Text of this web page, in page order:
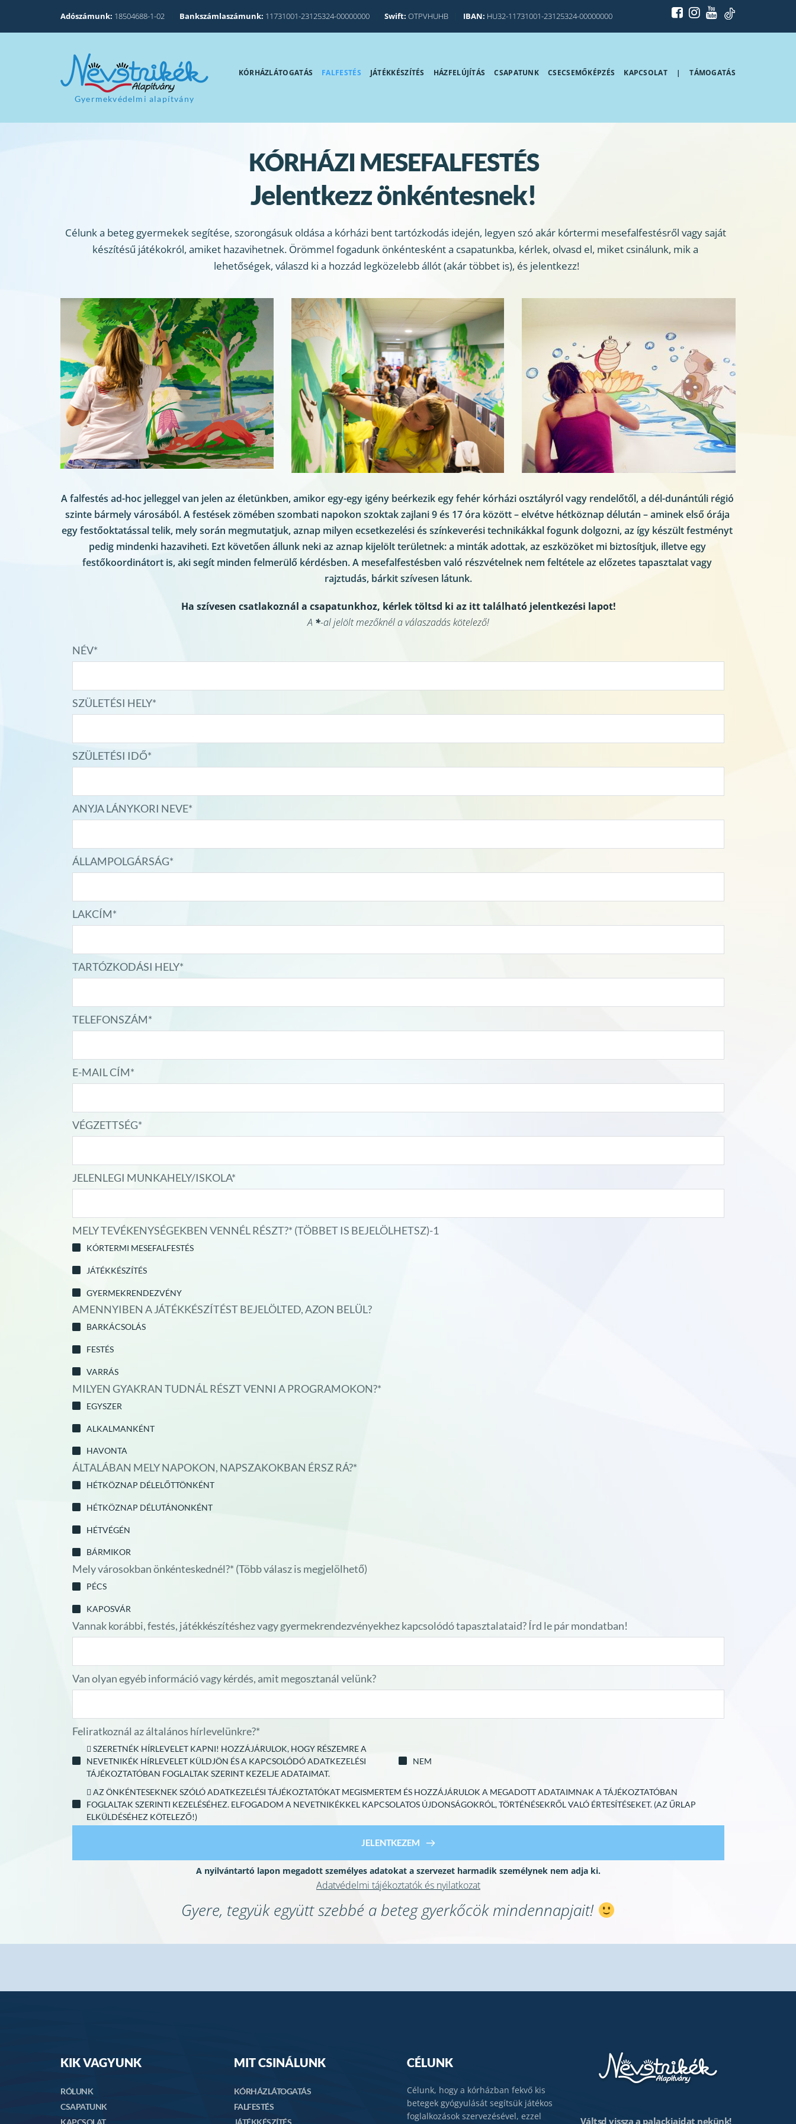
Adószámunk: 18504688-1-02 Bankszámlaszámunk: 11731001-23125324-00000000 Swift: OTPVHUHB IBAN: HU32-11731001-23125324-00000000
Gyermekvédelmi alapítvány
KÓRHÁZLÁTOGATÁS FALFESTÉS JÁTÉKKÉSZÍTÉS HÁZFELÚJÍTÁS CSAPATUNK CSECSEMŐKÉPZÉS KAPCSOLAT | TÁMOGATÁS
KÓRHÁZI MESEFALFESTÉS
Jelentkezz önkéntesnek!
Célunk a beteg gyermekek segítése, szorongásuk oldása a kórházi bent tartózkodás idején, legyen szó akár kórtermi mesefalfestésről vagy saját
készítésű játékokról, amiket hazavihetnek. Örömmel fogadunk önkéntesként a csapatunkba, kérlek, olvasd el, miket csinálunk, mik a
lehetőségek, válaszd ki a hozzád legközelebb állót (akár többet is), és jelentkezz!
A falfestés ad-hoc jelleggel van jelen az életünkben, amikor egy-egy igény beérkezik egy fehér kórházi osztályról vagy rendelőtől, a dél-dunántúli régió
szinte bármely városából. A festések zömében szombati napokon szoktak zajlani 9 és 17 óra között – elvétve hétköznap délután – aminek első órája
egy festőoktatással telik, mely során megmutatjuk, aznap milyen ecsetkezelési és színkeverési technikákkal fogunk dolgozni, az így készült festményt
pedig mindenki hazaviheti. Ezt követően állunk neki az aznap kijelölt területnek: a minták adottak, az eszközöket mi biztosítjuk, illetve egy
festőkoordinátort is, aki segít minden felmerülő kérdésben. A mesefalfestésben való részvételnek nem feltétele az előzetes tapasztalat vagy
rajztudás, bárkit szívesen látunk.
Ha szívesen csatlakoznál a csapatunkhoz, kérlek töltsd ki az itt található jelentkezési lapot!
A *-al jelölt mezőknél a válaszadás kötelező!
NÉV*
SZÜLETÉSI HELY*
SZÜLETÉSI IDŐ*
ANYJA LÁNYKORI NEVE*
ÁLLAMPOLGÁRSÁG*
LAKCÍM*
TARTÓZKODÁSI HELY*
TELEFONSZÁM*
E-MAIL CÍM*
VÉGZETTSÉG*
JELENLEGI MUNKAHELY/ISKOLA*
MELY TEVÉKENYSÉGEKBEN VENNÉL RÉSZT?* (TÖBBET IS BEJELÖLHETSZ)-1
KÓRTERMI MESEFALFESTÉS
JÁTÉKKÉSZÍTÉS
GYERMEKRENDEZVÉNY
AMENNYIBEN A JÁTÉKKÉSZÍTÉST BEJELÖLTED, AZON BELÜL?
BARKÁCSOLÁS
FESTÉS
VARRÁS
MILYEN GYAKRAN TUDNÁL RÉSZT VENNI A PROGRAMOKON?*
EGYSZER
ALKALMANKÉNT
HAVONTA
ÁLTALÁBAN MELY NAPOKON, NAPSZAKOKBAN ÉRSZ RÁ?*
HÉTKÖZNAP DÉLELŐTTÖNKÉNT
HÉTKÖZNAP DÉLUTÁNONKÉNT
HÉTVÉGÉN
BÁRMIKOR
Mely városokban önkénteskednél?* (Több válasz is megjelölhető)
PÉCS
KAPOSVÁR
Vannak korábbi, festés, játékkészítéshez vagy gyermekrendezvényekhez kapcsolódó tapasztalataid? Írd le pár mondatban!
Van olyan egyéb információ vagy kérdés, amit megosztanál velünk?
Feliratkoznál az általános hírlevelünkre?*
 SZERETNÉK HÍRLEVELET KAPNI! HOZZÁJÁRULOK, HOGY RÉSZEMRE A
NEVETNIKÉK HÍRLEVELET KÜLDJÖN ÉS A KAPCSOLÓDÓ ADATKEZELÉSI
TÁJÉKOZTATÓBAN FOGLALTAK SZERINT KEZELJE ADATAIMAT.
NEM
 AZ ÖNKÉNTESEKNEK SZÓLÓ ADATKEZELÉSI TÁJÉKOZTATÓKAT MEGISMERTEM ÉS HOZZÁJÁRULOK A MEGADOTT ADATAIMNAK A TÁJÉKOZTATÓBAN
FOGLALTAK SZERINTI KEZELÉSÉHEZ. ELFOGADOM A NEVETNIKÉKKEL KAPCSOLATOS ÚJDONSÁGOKRÓL, TÖRTÉNÉSEKRŐL VALÓ ÉRTESÍTÉSEKET. (AZ ŰRLAP
ELKÜLDÉSÉHEZ KÖTELEZŐ!)
JELENTKEZEM
A nyilvántartó lapon megadott személyes adatokat a szervezet harmadik személynek nem adja ki.
Adatvédelmi tájékoztatók és nyilatkozat
Gyere, tegyük együtt szebbé a beteg gyerkőcök mindennapjait!
KIK VAGYUNK
RÓLUNK
CSAPATUNK
MIT CSINÁLUNK
KÓRHÁZLÁTOGATÁS
FALFESTÉS
CÉLUNK
Célunk, hogy a kórházban fekvő kis
betegek gyógyulását segítsük játékos
foglalkozások szervezésével, ezzel
Váltsd vissza a palackjaidat nekünk!